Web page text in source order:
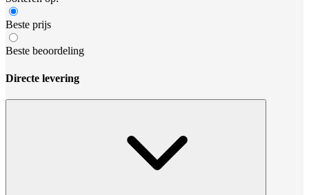
Beste prijs
Beste beoordeling
Directe levering